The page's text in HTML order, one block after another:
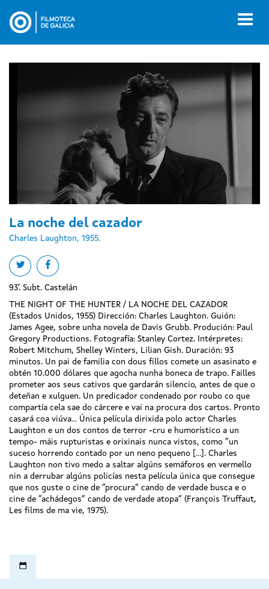
contido
La noche del cazador
Charles Laughton, 1955.
Share on twitter
Share on facebook
93’. Subt. Castelán
THE NIGHT OF THE HUNTER / LA NOCHE DEL CAZADOR
(Estados Unidos, 1955) Dirección: Charles Laughton. Guión:
James Agee, sobre unha novela de Davis Grubb. Produción: Paul
Gregory Productions. Fotografía: Stanley Cortez. Intérpretes:
Robert Mitchum, Shelley Winters, Lilian Gish. Duración: 93
minutos. Un pai de familia con dous fillos comete un asasinato e
obtén 10.000 dólares que agocha nunha boneca de trapo. Failles
prometer aos seus cativos que gardarán silencio, antes de que o
deteñan e xulguen. Un predicador condenado por roubo co que
compartía cela sae do cárcere e vai na procura dos cartos. Pronto
casará coa viúva... Única película dirixida polo actor Charles
Laughton e un dos contos de terror -cru e humorístico a un
tempo- máis rupturistas e orixinais nunca vistos, como “un
suceso horrendo contado por un neno pequeno […]. Charles
Laughton non tivo medo a saltar algúns semáforos en vermello
nin a derrubar algúns policías nesta película única que consegue
que nos guste o cine de “procura” cando de verdade busca e o
cine de “achádegos” cando de verdade atopa” (François Truffaut,
Les films de ma vie, 1975).